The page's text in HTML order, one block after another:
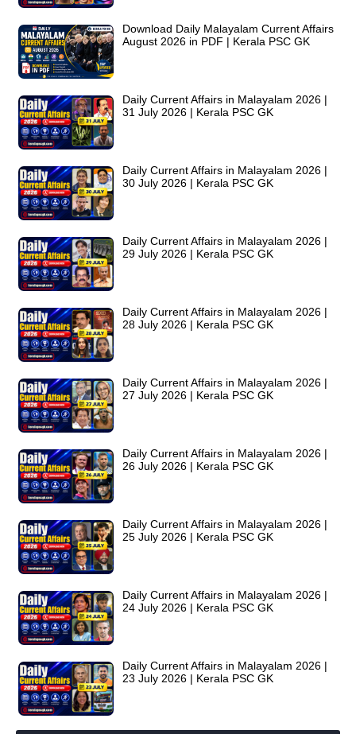
Download Daily Malayalam Current Affairs
August 2026 in PDF | Kerala PSC GK
Daily Current Affairs in Malayalam 2026 |
31 July 2026 | Kerala PSC GK
Daily Current Affairs in Malayalam 2026 |
30 July 2026 | Kerala PSC GK
Daily Current Affairs in Malayalam 2026 |
29 July 2026 | Kerala PSC GK
Daily Current Affairs in Malayalam 2026 |
28 July 2026 | Kerala PSC GK
Daily Current Affairs in Malayalam 2026 |
27 July 2026 | Kerala PSC GK
Daily Current Affairs in Malayalam 2026 |
26 July 2026 | Kerala PSC GK
Daily Current Affairs in Malayalam 2026 |
25 July 2026 | Kerala PSC GK
Daily Current Affairs in Malayalam 2026 |
24 July 2026 | Kerala PSC GK
Daily Current Affairs in Malayalam 2026 |
23 July 2026 | Kerala PSC GK